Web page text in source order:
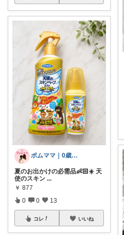
ポムママ｜0歳育児×暮らしの便利アイテム
夏のお出かけの必需品👶🏻☀️ 天
使のスキン ...
￥ 877
0 0 13
コレ いいね